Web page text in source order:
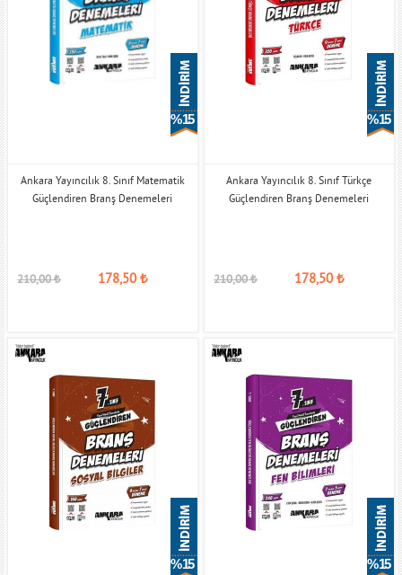
% 15
Ankara Yayıncılık 8. Sınıf Matematik
Güçlendiren Branş Denemeleri
210,00₺ 178,50₺
% 15
Ankara Yayıncılık 8. Sınıf Türkçe
Güçlendiren Branş Denemeleri
210,00₺ 178,50₺
% 15 % 15